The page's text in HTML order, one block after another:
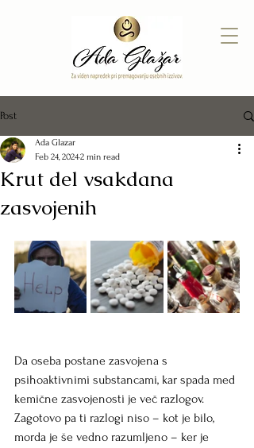
Post
Krut del vsakdana
zasvojenih
Ada Glazar
Feb 24, 20242 min read
Da oseba postane zasvojena s
psihoaktivnimi substancami, kar spada med
kemične zasvojenosti je več razlogov.
Zagotovo pa ti razlogi niso – kot je bilo,
morda je še vedno razumljeno – ker je